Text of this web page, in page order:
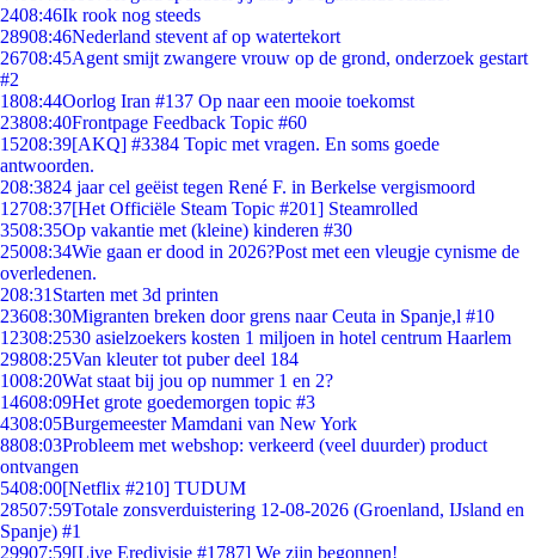
2408:46Ik rook nog steeds
28908:46Nederland stevent af op watertekort
26708:45Agent smijt zwangere vrouw op de grond, onderzoek gestart
#2
1808:44Oorlog Iran #137 Op naar een mooie toekomst
23808:40Frontpage Feedback Topic #60
15208:39[AKQ] #3384 Topic met vragen. En soms goede
antwoorden.
208:3824 jaar cel geëist tegen René F. in Berkelse vergismoord
12708:37[Het Officiële Steam Topic #201] Steamrolled
3508:35Op vakantie met (kleine) kinderen #30
25008:34Wie gaan er dood in 2026?Post met een vleugje cynisme de
overledenen.
208:31 Starten met 3d printen
23608:30Migranten breken door grens naar Ceuta in Spanje,l #10
12308:2530 asielzoekers kosten 1 miljoen in hotel centrum Haarlem
29808:25Van kleuter tot puber deel 184
1008:20Wat staat bij jou op nummer 1 en 2?
14608:09Het grote goedemorgen topic #3
4308:05Burgemeester Mamdani van New York
8808:03Probleem met webshop: verkeerd (veel duurder) product
ontvangen
5408:00[Netflix #210] TUDUM
28507:59Totale zonsverduistering 12-08-2026 (Groenland, IJsland en
Spanje) #1
29907:59[Live Eredivisie #1787] We zijn begonnen!